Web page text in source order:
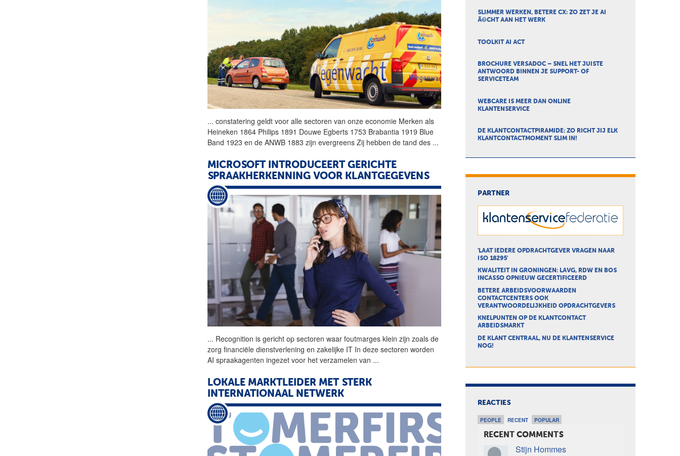
... constatering geldt voor allesectoren van onze economie Merken als
Heineken 1864 Philips 1891 Douwe Egberts 1753 Brabantia 1919 Blue
Band 1923 en de ANWB 1883 zijn evergreens Zij hebben de tand des ...
MICROSOFT INTRODUCEERT GERICHTE
SPRAAKHERKENNING VOOR KLANTGEGEVENS
... Recognition is gericht opsectoren waar foutmarges klein zijn zoals de
zorg financiële dienstverlening en zakelijke IT In dezesectoren worden
AI spraakagenten ingezet voor het verzamelen van ...
LOKALE MARKTLEIDER MET STERK
INTERNATIONAAL NETWERK
SLIMMER WERKEN, BETERE CX: ZO ZET JE AI
Ã©CHT AAN HET WERK
TOOLKIT AI ACT
BROCHURE VERSADOC – SNEL HET JUISTE
ANTWOORD BINNEN JE SUPPORT- OF
SERVICETEAM
WEBCARE IS MEER DAN ONLINE
KLANTENSERVICE
DE KLANTCONTACTPIRAMIDE: ZO RICHT JIJ ELK
KLANTCONTACTMOMENT SLIM IN!
PARTNER
'LAAT IEDERE OPDRACHTGEVER VRAGEN NAAR
ISO 18295'
KWALITEIT IN GRONINGEN: LAVG, RDW EN BOS
INCASSO OPNIEUW GECERTIFICEERD
BETERE ARBEIDSVOORWAARDEN
CONTACTCENTERS OOK
VERANTWOORDELIJKHEID OPDRACHTGEVERS
KNELPUNTEN OP DE KLANTCONTACT
ARBEIDSMARKT
DE KLANT CENTRAAL, NU DE KLANTENSERVICE
NOG!
REACTIES
PEOPLE RECENT POPULAR
RECENT COMMENTS
Stijn Hommes